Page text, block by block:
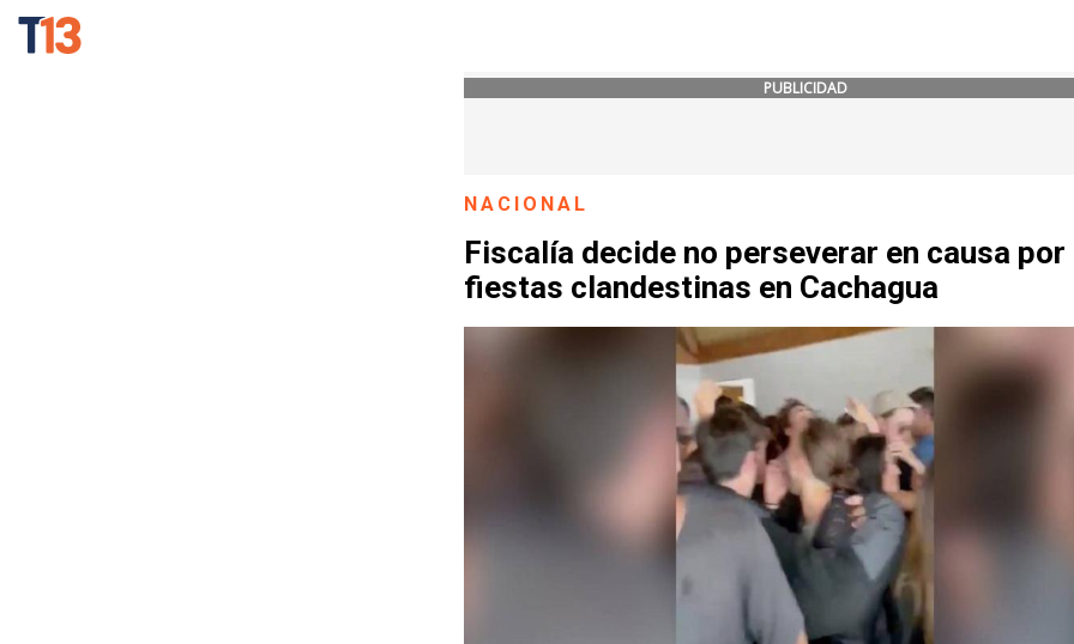
PUBLICIDAD
NACIONAL
Fiscalía decide no perseverar en causa por
fiestas clandestinas en Cachagua